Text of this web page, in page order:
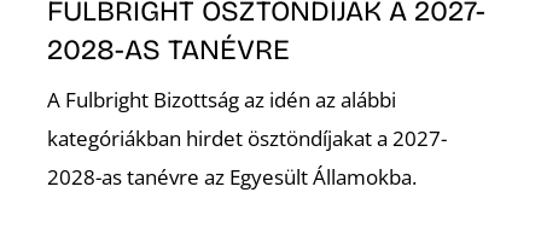
FULBRIGHT ÖSZTÖNDÍJAK A 2027-
2028-AS TANÉVRE
A Fulbright Bizottság az idén az alábbi
kategóriákban hirdet ösztöndíjakat a 2027-
2028-as tanévre az Egyesült Államokba.